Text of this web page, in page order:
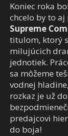
Koniec roka
chcelo by to aj
Supreme
titulom, ktorý
milujúcich
jednotiek.
sa môžeme
vodnej
rozkaz je už
predajcovi
do boja!